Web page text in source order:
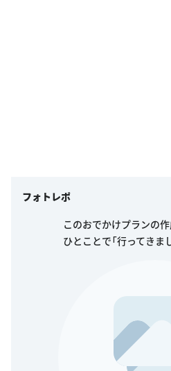
フォトレポ
このおでかけプランの
ひとことで「行ってきま